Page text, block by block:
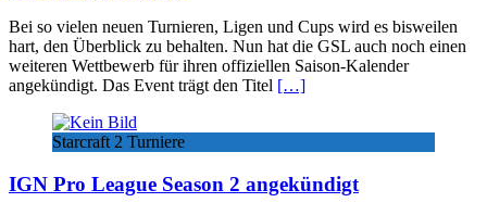
Bei so vielen neuen Turnieren, Ligen und Cups wird es bisweilen
hart, den Überblick zu behalten. Nun hat die GSL auch noch einen
weiteren Wettbewerb für ihren offiziellen Saison-Kalender
angekündigt. Das Event trägt den Titel […]
Starcraft 2 Turniere
IGN Pro League Season 2 angekündigt